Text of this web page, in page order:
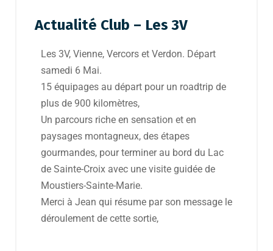
Actualité Club – Les 3V
Les 3V, Vienne, Vercors et Verdon. Départ
samedi 6 Mai.
15 équipages au départ pour un roadtrip de
plus de 900 kilomètres,
Un parcours riche en sensation et en
paysages montagneux, des étapes
gourmandes, pour terminer au bord du Lac
de Sainte-Croix avec une visite guidée de
Moustiers-Sainte-Marie.
Merci à Jean qui résume par son message le
déroulement de cette sortie,